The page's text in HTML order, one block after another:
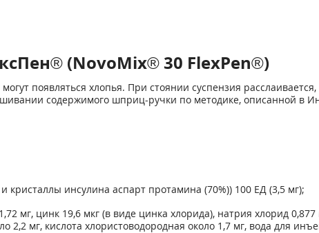
(NovoMix® 30 FlexPen®)
появляться хлопья. При стоянии суспензия
содержимого шприц-ручки по методике, описанной в
инсулина аспарт протамина (70%)) 100 ЕД (3,5 мг);
мг, цинк 19,6 мкг (в виде цинка хлорида), натрия хлорид
2,2 мг, кислота хлористоводородная около 1,7 мг, вода для